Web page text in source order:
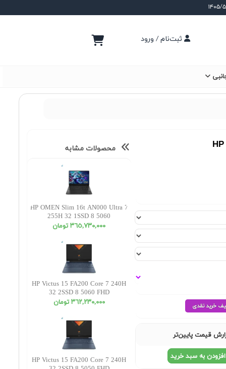
ثبت‌نام / ورود
قیمت پایین‌تر
افزودن به سبد خرید
محصولات مشابه
HP OMEN Slim 16t AN000 Ultra 7
255H 32 1SSD 8 5060
٣٦٥,٧٣٠,٠٠٠ تومان
HP Victus 15 FA200 Core 7 240H
32 2SSD 8 5060 FHD
٣٦٢,٢٣٠,٠٠٠ تومان
HP Victus 15 FA200 Core 7 240H